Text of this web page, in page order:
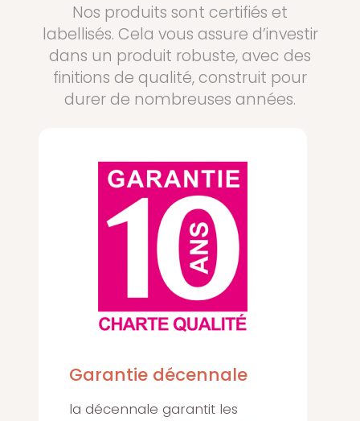
Nos produits sont certifiés et
labellisés. Cela vous assure d’investir
dans un produit robuste, avec des
finitions de qualité, construit pour
durer de nombreuses années.
Garantie décennale
la décennale garantit les